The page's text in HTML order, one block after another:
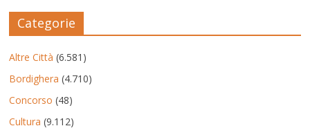
Categorie
Altre Città (6.581)
Bordighera (4.710)
Concorso (48)
Cultura (9.112)